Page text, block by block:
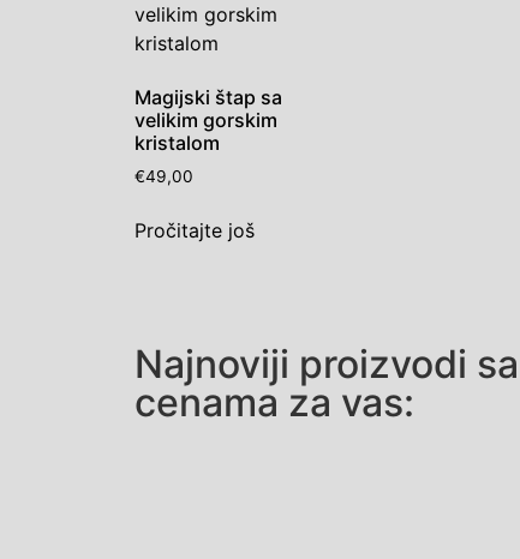
Magijski štap sa
velikim gorskim
kristalom
€49,00
Pročitajte još
Najnoviji proizvodi
cenama za vas: